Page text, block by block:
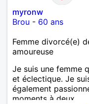
myronw
Brou - 60 ans
Femme divorcé(e)
amoureuse
Je suis une femme
et éclectique. Je
également
moments à deux.